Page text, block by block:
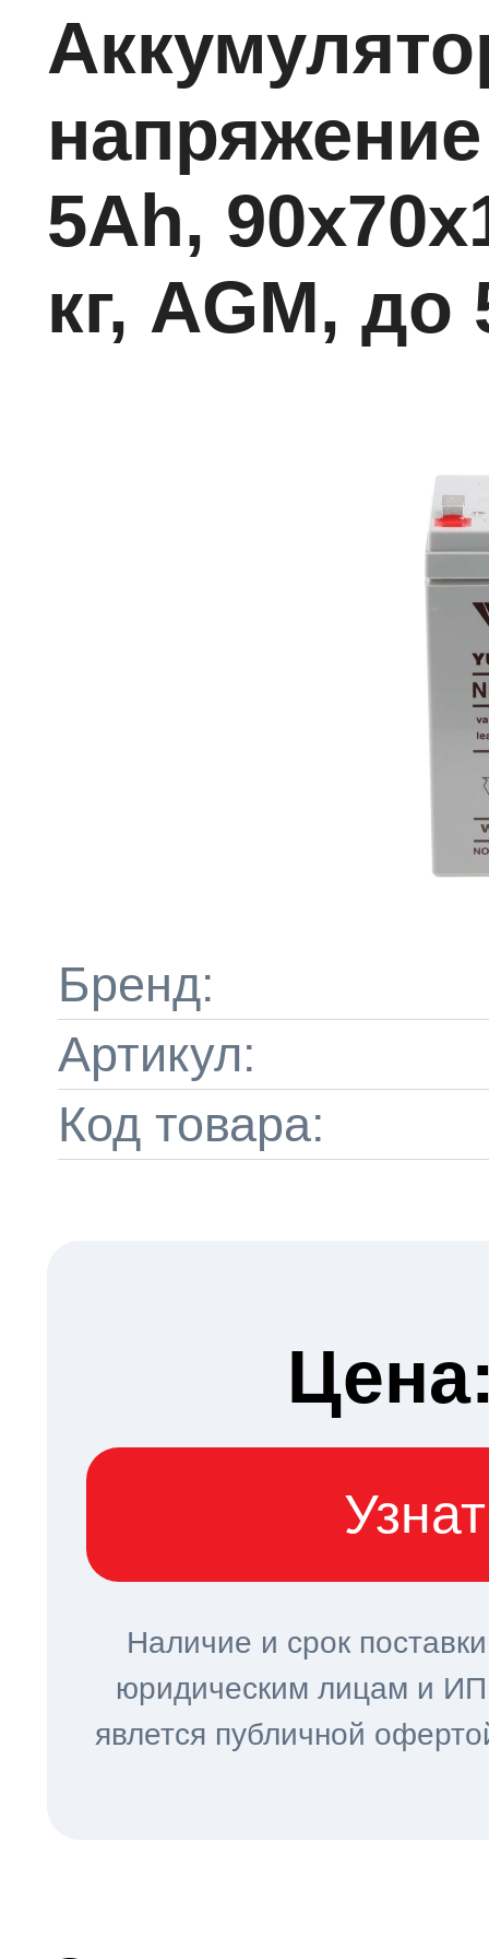
5Ah,
кг, AGM, до
Бренд:
Артикул:
Код товара:
Наличие и срок
юридическим лицам и
явлется публичной